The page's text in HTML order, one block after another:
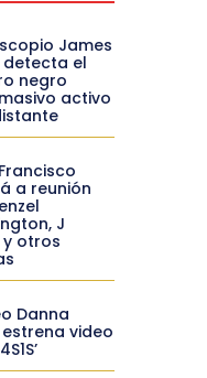
James
detecta el
negro
activo
a reunión
J
y otros
Danna
video